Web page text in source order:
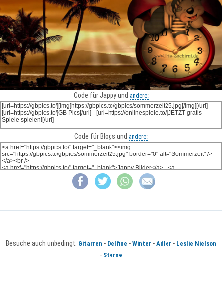
Code für Jappy und andere:
Code für Blogs und andere:
Besuche auch unbedingt: Gitarren - Delfine - Winter - Adler - Leslie Nielson
- Sterne